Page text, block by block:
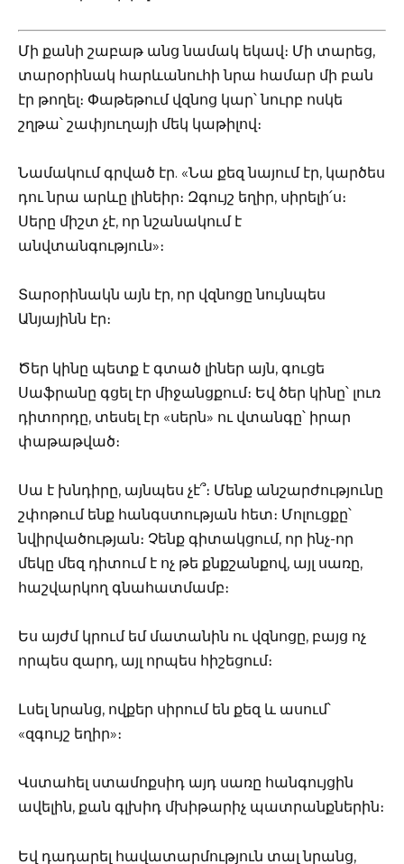
Մի քանի շաբաթ անց նամակ եկավ։ Մի տարեց,
տարօրինակ հարևանուհի նրա համար մի բան
էր թողել։ Փաթեթում վզնոց կար՝ նուրբ ոսկե
շղթա՝ շափյուղայի մեկ կաթիլով։
Նամակում գրված էր. «Նա քեզ նայում էր, կարծես
դու նրա արևը լինեիր։ Զգույշ եղիր, սիրելի՛ս։
Սերը միշտ չէ, որ նշանակում է
անվտանգություն»։
Տարօրինակն այն էր, որ վզնոցը նույնպես
Անյայինն էր։
Ծեր կինը պետք է գտած լիներ այն, գուցե
Սաֆրանը գցել էր միջանցքում։ Եվ ծեր կինը՝ լուռ
դիտորդը, տեսել էր «սերն» ու վտանգը՝ իրար
փաթաթված։
Սա է խնդիրը, այնպես չէ՞։ Մենք անշարժությունը
շփոթում ենք հանգստության հետ։ Մոլուցքը՝
նվիրվածության։ Չենք գիտակցում, որ ինչ-որ
մեկը մեզ դիտում է ոչ թե քնքշանքով, այլ սառը,
հաշվարկող գնահատմամբ։
Ես այժմ կրում եմ մատանին ու վզնոցը, բայց ոչ
որպես զարդ, այլ որպես հիշեցում։
Լսել նրանց, ովքեր սիրում են քեզ և ասում՝
«զգույշ եղիր»։
Վստահել ստամոքսիդ այդ սառը հանգույցին
ավելին, քան գլխիդ մխիթարիչ պատրանքներին։
Եվ դադարել հավատարմություն տալ նրանց,